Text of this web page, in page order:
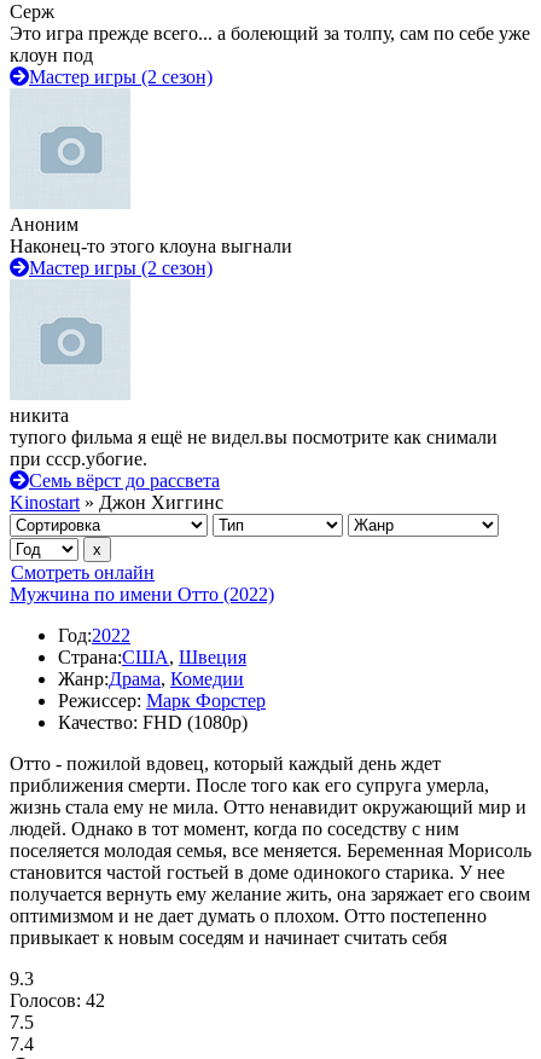
Серж
Это игра прежде всего... а болеющий за толпу, сам по себе уже
клоун под
Мастер игры (2 сезон)
Аноним
Наконец-то этого клоуна выгнали
Мастер игры (2 сезон)
никита
тупого фильма я ещё не видел.вы посмотрите как снимали
при ссср.убогие.
Семь вёрст до рассвета
Kinostart » Джон Хиггинс
Смотреть онлайн
Мужчина по имени Отто (2022)
Год:2022
Страна:США, Швеция
Жанр:Драма, Комедии
Режиссер: Марк Форстер
Качество: FHD (1080p)
Отто - пожилой вдовец, который каждый день ждет
приближения смерти. После того как его супруга умерла,
жизнь стала ему не мила. Отто ненавидит окружающий мир и
людей. Однако в тот момент, когда по соседству с ним
поселяется молодая семья, все меняется. Беременная Морисоль
становится частой гостьей в доме одинокого старика. У нее
получается вернуть ему желание жить, она заряжает его своим
оптимизмом и не дает думать о плохом. Отто постепенно
привыкает к новым соседям и начинает считать себя
9.3
Голосов: 42
7.5
7.4